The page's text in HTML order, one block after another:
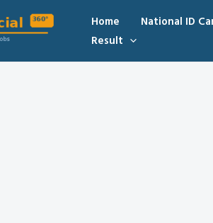
Home National ID
Result